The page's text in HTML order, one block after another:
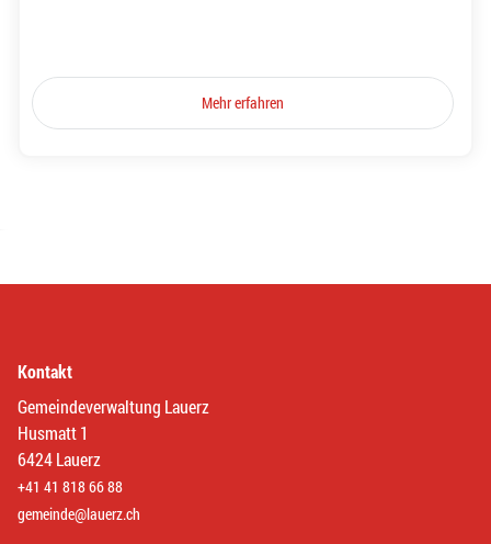
Mehr erfahren
Kontakt
Gemeindeverwaltung Lauerz
Husmatt 1
6424 Lauerz
+41 41 818 66 88
gemeinde@lauerz.ch